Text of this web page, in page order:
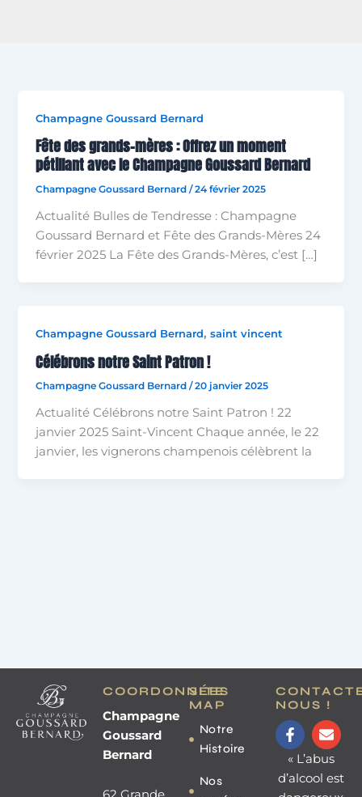
Champagne Goussard Bernard
Fête des grands-mères : Offrez un moment
pétillant avec le Champagne Goussard Bernard
Champagne Goussard Bernard/24 février 2025
Actualité Bulles de Tendresse : Champagne
Goussard Bernard et Fête des Grands-Mères 24
février 2025 La Fête des Grands-Mères, c’est […]
Champagne Goussard Bernard,saint vincent
Célébrons notre Saint Patron !​
Champagne Goussard Bernard/20 janvier 2025
Actualité Célébrons notre Saint Patron ! 22
janvier 2025 Saint-Vincent Chaque année, le 22
janvier, les vignerons champenois célèbrent la
COORDONNÉES
Champagne
Goussard
Bernard
SITE
MAP
Notre
Histoire
Nos
NOUS !
F
a
c
e
b
E
n
v
l
« L’abus
d’alcool est